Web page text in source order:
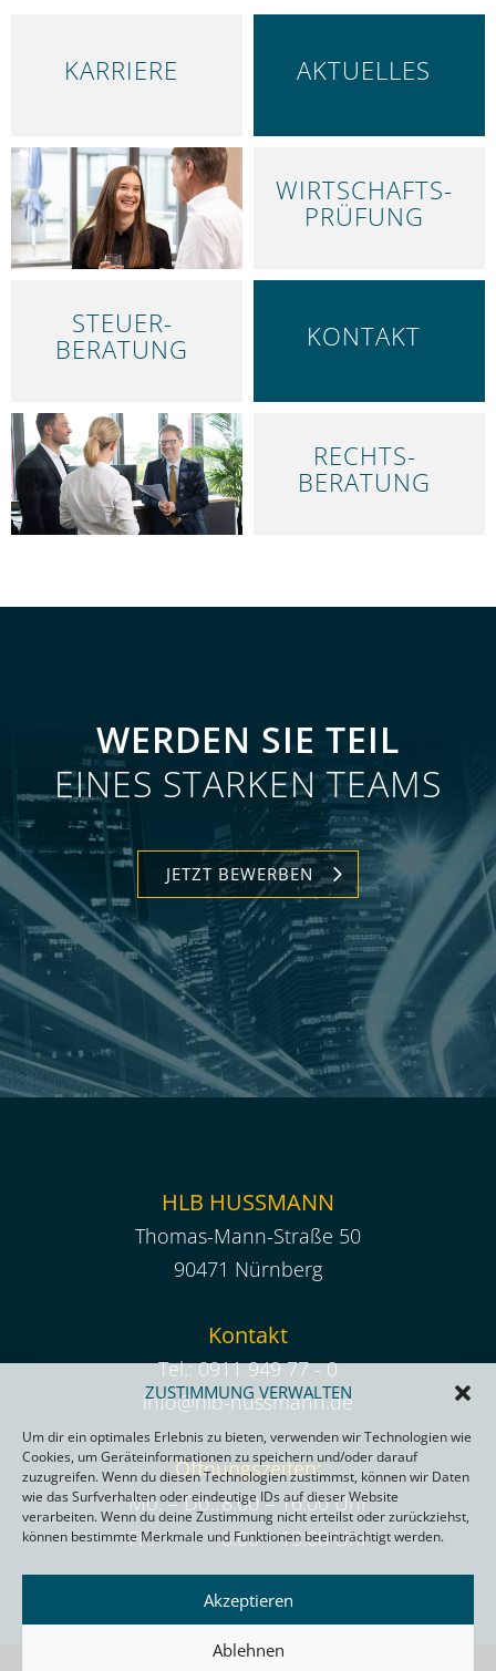
ZUSTIMMUNG VERWALTEN
Um dir ein optimales Erlebnis zu bieten, verwenden wir Technologien wie
Cookies, um Geräteinformationen zu speichern und/oder darauf
zuzugreifen. Wenn du diesen Technologien zustimmst, können wir Daten
wie das Surfverhalten oder eindeutige IDs auf dieser Website
verarbeiten. Wenn du deine Zustimmung nicht erteilst oder zurückziehst,
können bestimmte Merkmale und Funktionen beeinträchtigt werden.
Akzeptieren
Ablehnen
KARRIERE
LEISTUNGEN
AKTUELLES
WIRTSCHAFTS­
PRÜFUNG
STEUER­
BERATUNG
ÜBER UNS
KONTAKT
RECHTS­
BERATUNG
WERDEN SIE TEIL
EINES STARKEN TEAMS
JETZT BEWERBEN
HLB HUSSMANN
Thomas-Mann-Straße 50
90471 Nürnberg
Kontakt
Tel.:0911 949 77 - 0
info@hlb-hussmann.de
Öffnungszeiten:
Mo. – Do.:8:00 – 16:00 Uhr
Fr.:
8:00 – 13:00 Uhr